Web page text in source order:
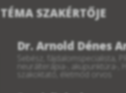
TÉMA SZAKÉRTŐJE
Dr. Arnold Dénes
Sebész, fájdalomspecialista,
neurálterápia-, akupunktúra-,
szakoktató, életmód orvos